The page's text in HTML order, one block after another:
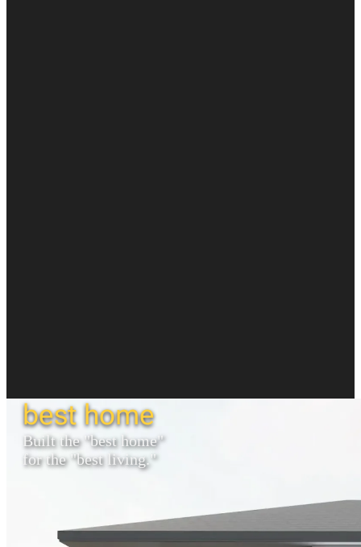
best home
Built the "best home"
for the "best living."